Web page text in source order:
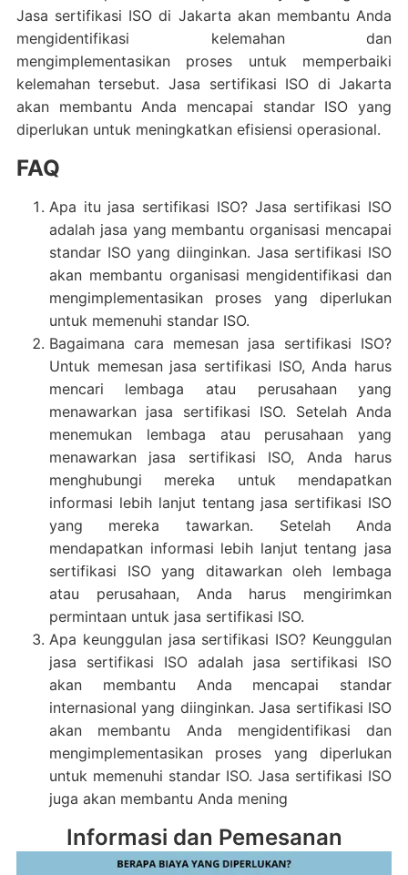
Jasa sertifikasi ISO di Jakarta akan membantu Anda
mengidentifikasi kelemahan dan
mengimplementasikan proses untuk memperbaiki
kelemahan tersebut. Jasa sertifikasi ISO di Jakarta
akan membantu Anda mencapai standar ISO yang
diperlukan untuk meningkatkan efisiensi operasional.
FAQ
Apa itu jasa sertifikasi ISO? Jasa sertifikasi ISO
adalah jasa yang membantu organisasi mencapai
standar ISO yang diinginkan. Jasa sertifikasi ISO
akan membantu organisasi mengidentifikasi dan
mengimplementasikan proses yang diperlukan
untuk memenuhi standar ISO.
Bagaimana cara memesan jasa sertifikasi ISO?
Untuk memesan jasa sertifikasi ISO, Anda harus
mencari lembaga atau perusahaan yang
menawarkan jasa sertifikasi ISO. Setelah Anda
menemukan lembaga atau perusahaan yang
menawarkan jasa sertifikasi ISO, Anda harus
menghubungi mereka untuk mendapatkan
informasi lebih lanjut tentang jasa sertifikasi ISO
yang mereka tawarkan. Setelah Anda
mendapatkan informasi lebih lanjut tentang jasa
sertifikasi ISO yang ditawarkan oleh lembaga
atau perusahaan, Anda harus mengirimkan
permintaan untuk jasa sertifikasi ISO.
Apa keunggulan jasa sertifikasi ISO? Keunggulan
jasa sertifikasi ISO adalah jasa sertifikasi ISO
akan membantu Anda mencapai standar
internasional yang diinginkan. Jasa sertifikasi ISO
akan membantu Anda mengidentifikasi dan
mengimplementasikan proses yang diperlukan
untuk memenuhi standar ISO. Jasa sertifikasi ISO
juga akan membantu Anda mening
Informasi dan Pemesanan